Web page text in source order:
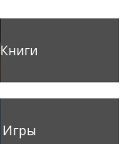
Книги
Игры